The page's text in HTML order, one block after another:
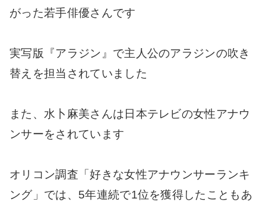
がった若手俳優さんです
実写版『アラジン』で主人公のアラジンの吹き
替えを担当されていました
また、水卜麻美さんは日本テレビの女性アナウ
ンサーをされています
オリコン調査「好きな女性アナウンサーランキ
ング」では、5年連続で1位を獲得したこともあ